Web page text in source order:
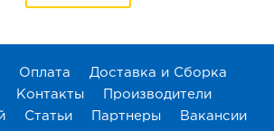
Оплата
Доставка и Сборка
Контакты
Производители
Статьи Партнеры Вакансии